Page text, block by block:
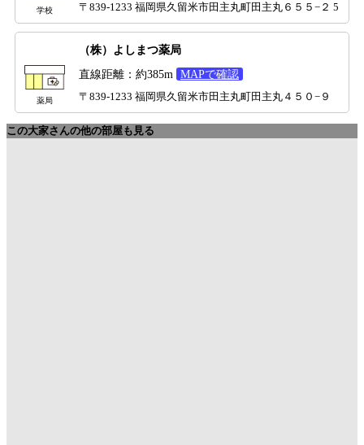
学校 〒839-1233 福岡県久留米市田主丸町田主丸６５５−２ 5
薬局
（株）よしまつ薬局
直線距離：約385m MAPで確認
〒839-1233 福岡県久留米市田主丸町田主丸４５０−９
この大家さんの他の部屋も見る